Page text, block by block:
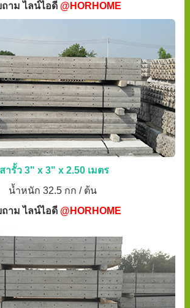
าม ไลน์ไอดี @HORHOME
สารั้ว 3" x 3" x 2.50 เมตร
น้ำหนัก 32.5 กก / ต้น
าม ไลน์ไอดี @HORHOME